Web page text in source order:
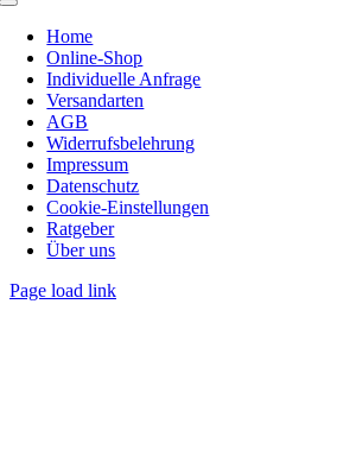
Blick aufs ProvenExpert-Profil werfen
Toggle
NavigationHome
Online-Shop
Individuelle Anfrage
Versandarten
AGB
Widerrufsbelehrung
Impressum
Datenschutz
Cookie‑Einstellungen
Ratgeber
Über uns
Page load link